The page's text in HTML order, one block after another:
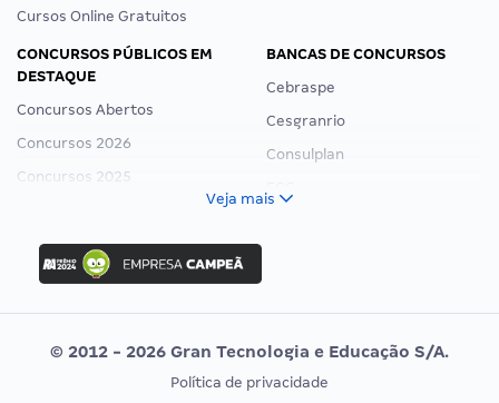
Cursos Online Gratuitos
CONCURSOS PÚBLICOS EM
DESTAQUE
Concursos Abertos
Concursos 2026
Concursos 2025
Concurso Ibama
Concurso MPU
Editais publicados
BANCAS DE CONCURSOS
Cebraspe
Cesgranrio
Consulplan
Vunesp
CONCURSOS POR PROFISSÃO
EXAME DE ORDEM
Veja mais
© 2012 - 2026 Gran Tecnologia e Educação S/A.
Política de privacidade